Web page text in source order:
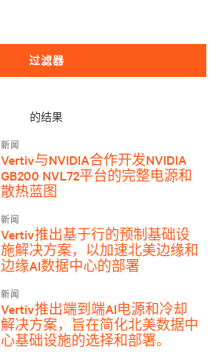
过滤器
的结果
新闻
Vertiv与NVIDIA合作开发NVIDIA
GB200 NVL72平台的完整电源和
散热蓝图
新闻
Vertiv推出基于行的预制基础设
施解决方案，以加速北美边缘和
边缘AI数据中心的部署
新闻
Vertiv推出端到端AI电源和冷却
解决方案，旨在简化北美数据中
心基础设施的选择和部署。